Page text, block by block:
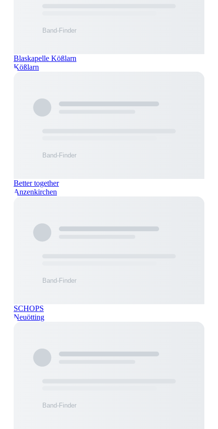
Blaskapelle Kößlarn
Kößlarn
Better together
Anzenkirchen
SCHOPS
Neuötting